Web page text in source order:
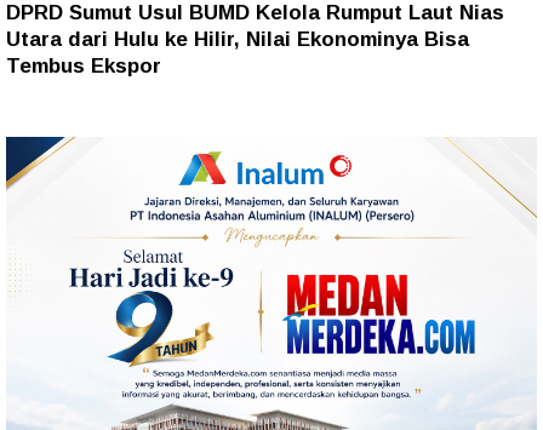
DPRD Sumut Usul BUMD Kelola Rumput Laut Nias
Utara dari Hulu ke Hilir, Nilai Ekonominya Bisa
Tembus Ekspor